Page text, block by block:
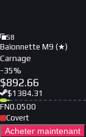
58
Baïonnette M9 (★)
Carnage
-35%
$892.66
$1384.31
FN0.0500
Covert
Acheter maintenant